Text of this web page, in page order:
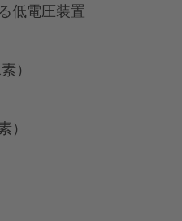
低電圧装置
）
）